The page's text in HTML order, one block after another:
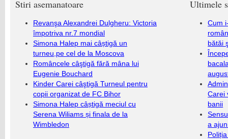
Stiri asemanatoare
Revanşa Alexandrei Dulgheru: Victoria
împotriva nr.7 mondial
Simona Halep mai câștigă un
turneu,pe cel de la Moscova
Româncele câştigă fără mâna lui
Eugenie Bouchard
Kinder Carei câştigă Turneul pentru
copii organizat de FC Bihor
Simona Halep câștigă meciul cu
Serena Wiliams și finala de la
Wimbledon
Ultimele
Cum
bătăi
Carei
banii
a